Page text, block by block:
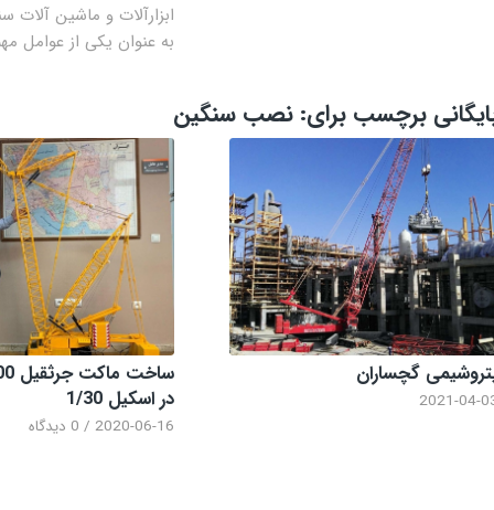
ابزارآلات و ماشین آلات
به عنوان یکی از عوامل
برچسب برای: نصب سنگین
گچساران
2021-04-
در اسکیل 1/30
2020-06-16
/ 0 دیدگاه